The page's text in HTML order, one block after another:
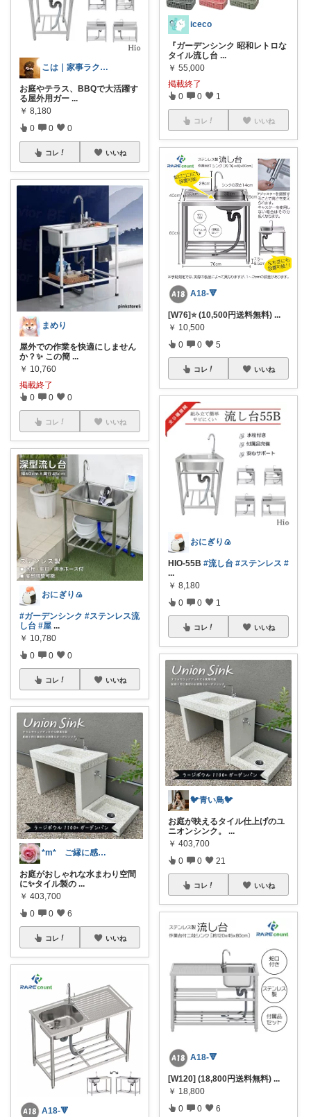
こは｜家事ラクと暮らしの趣味↗️楽天市場
お庭やテラス、BBQで大活躍す
る屋外用ガー ...
￥ 8,180
0 0 0
コレ いいね
まめり
屋外での作業を快適にしません
か？✨ この簡 ...
￥ 10,760
掲載終了
0 0 0
コレ いいね
おにぎり🍙
#ガーデンシンク #ステンレス流
し台 #屋 ...
￥ 10,780
0 0 0
コレ いいね
*m* ご縁に感謝✨素敵な日々に🥂
お庭がおしゃれな水まわり空間
に✨タイル製の ...
￥ 403,700
0 0 6
コレ いいね
A18-🔻
iceco
『ガーデンシンク 昭和レトロな
タイル流し台 ...
￥ 55,000
掲載終了
0 0 1
コレ いいね
A18-🔻
[W76]⭐️ (10,500円送料無料) ...
￥ 10,500
0 0 5
コレ いいね
おにぎり🍙
HIO-55B #流し台 #ステンレス #
...
￥ 8,180
0 0 1
コレ いいね
🐦️青い鳥🐦️
お庭が映えるタイル仕上げのユ
ニオンシンク。
...
￥ 403,700
0 0 21
コレ いいね
A18-🔻
[W120] (18,800円送料無料) ...
￥ 18,800
0 0 6